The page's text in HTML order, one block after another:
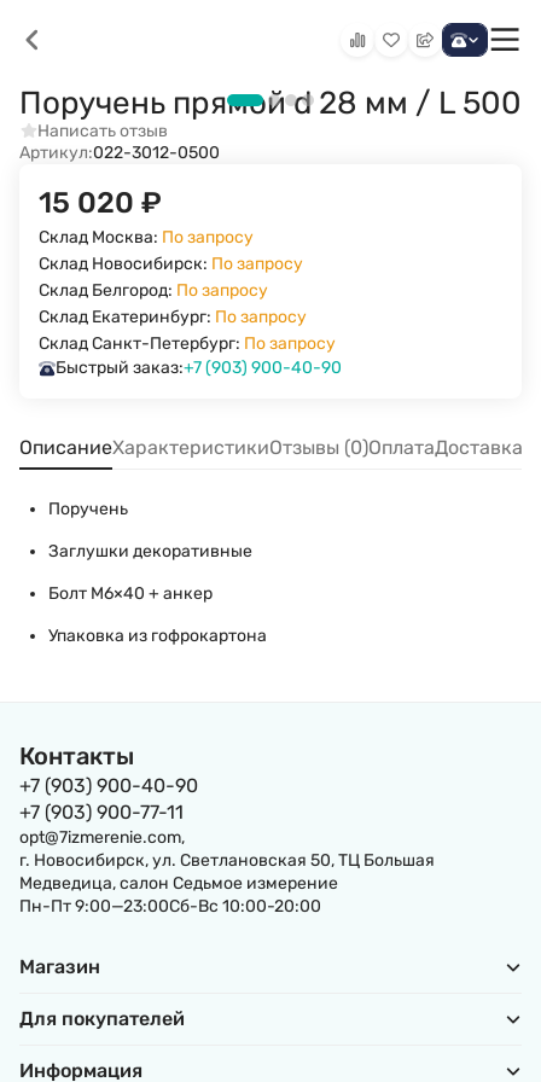
Поручень прямой d 28 мм / L 500
Написать отзыв
Артикул:022-3012-0500
15 020 ₽
Склад Москва: По запросу
Склад Новосибирск: По запросу
Склад Белгород: По запросу
Склад Екатеринбург: По запросу
Склад Санкт-Петербург: По запросу
Быстрый заказ:+7 (903) 900-40-90
ОписаниеХарактеристикиОтзывы (0)ОплатаДоставка
Поручень
Заглушки декоративные
Болт М6×40 + анкер
Упаковка из гофрокартона
Контакты
+7 (903) 900-40-90
+7 (903) 900-77-11
opt@7izmerenie.com,
г. Новосибирск, ул. Светлановская 50, ТЦ Большая
Медведица, салон Седьмое измерение
Пн-Пт 9:00—23:00Сб-Вс 10:00-20:00
Магазин
Для покупателей
Информация